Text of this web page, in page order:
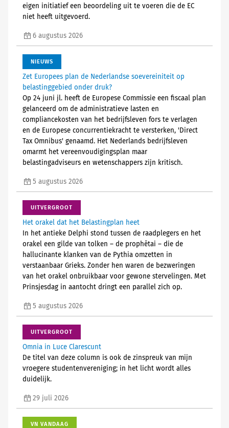
eigen initiatief een beoordeling uit te voeren die de EC
niet heeft uitgevoerd.
6 augustus 2026
NIEUWS
Zet Europees plan de Nederlandse soevereiniteit op
belastinggebied onder druk?
Op 24 juni jl. heeft de Europese Commissie een fiscaal plan
gelanceerd om de administratieve lasten en
compliancekosten van het bedrijfsleven fors te verlagen
en de Europese concurrentiekracht te versterken, 'Direct
Tax Omnibus' genaamd. Het Nederlands bedrijfsleven
omarmt het vereenvoudigingsplan maar
belastingadviseurs en wetenschappers zijn kritisch.
5 augustus 2026
UITVERGROOT
Het orakel dat het Belastingplan heet
In het antieke Delphi stond tussen de raadplegers en het
orakel een gilde van tolken – de prophētai – die de
hallucinante klanken van de Pythia omzetten in
verstaanbaar Grieks. Zonder hen waren de bezweringen
van het orakel onbruikbaar voor gewone stervelingen. Met
Prinsjesdag in aantocht dringt een parallel zich op.
5 augustus 2026
UITVERGROOT
Omnia in Luce Clarescunt
De titel van deze column is ook de zinspreuk van mijn
vroegere studentenvereniging; in het licht wordt alles
duidelijk.
29 juli 2026
VN VANDAAG